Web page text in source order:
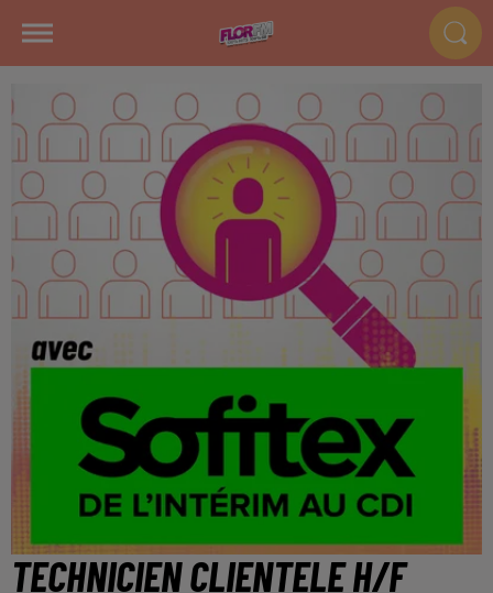
TECHNICIEN CLIENTELE H/F